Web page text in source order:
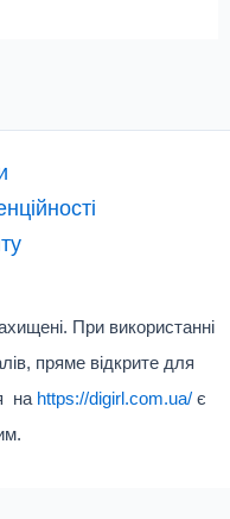
При використанні
пряме відкрите для
на https://digirl.com.ua/ є